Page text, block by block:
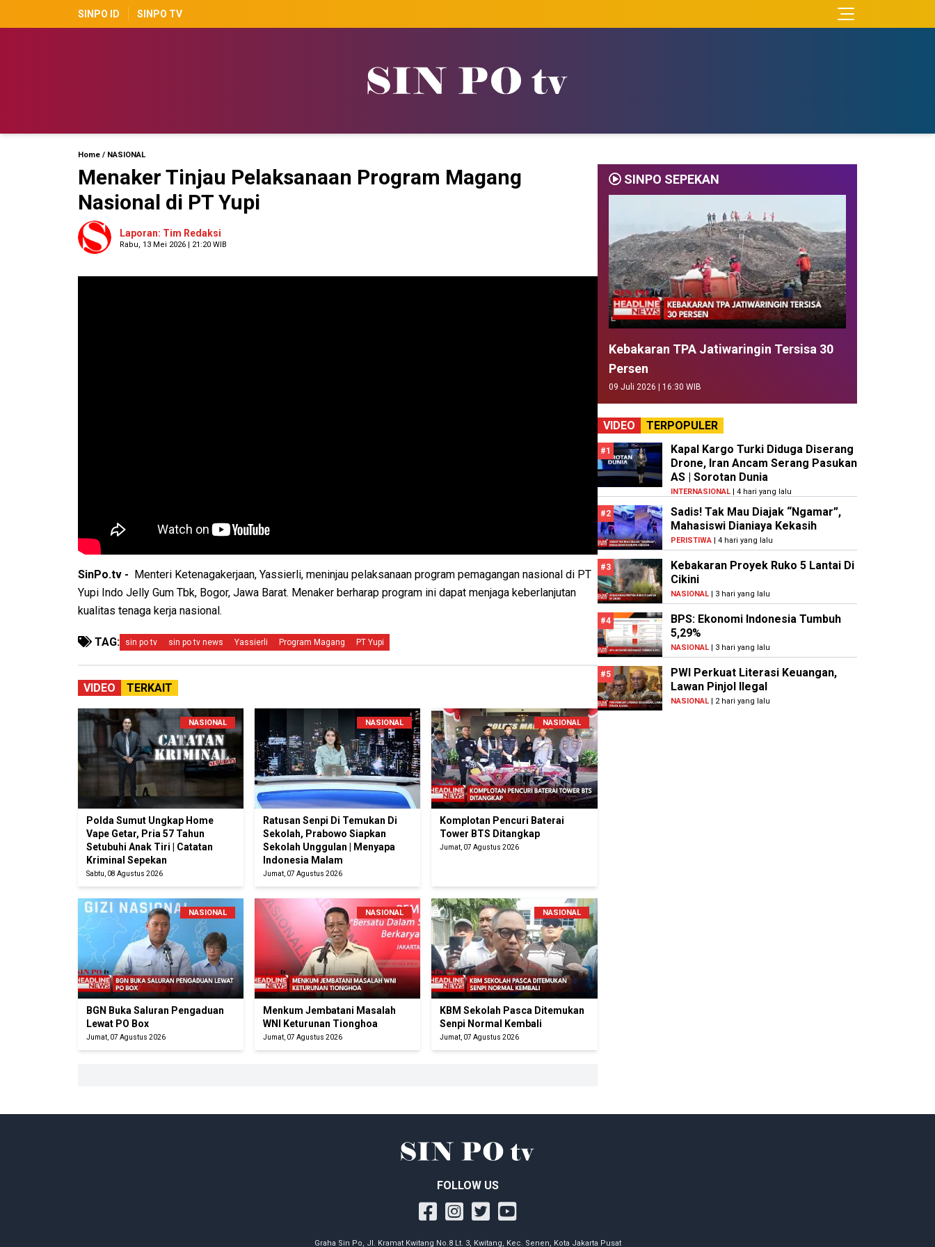
SINPO ID SINPO TV
Home / NASIONAL
Menaker Tinjau Pelaksanaan Program Magang
Nasional di PT Yupi
Laporan: Tim Redaksi
Rabu, 13 Mei 2026 | 21:20 WIB
SinPo.tv -
Menteri Ketenagakerjaan, Yassierli, meninjau pelaksanaan program pemagangan nasional di PT
Yupi Indo Jelly Gum Tbk, Bogor, Jawa Barat. Menaker berharap program ini dapat menjaga keberlanjutan
kualitas tenaga kerja nasional.
TAG: sin po tv sin po tv news Yassierli Program Magang PT Yupi
VIDEO TERKAIT
NASIONAL
Polda Sumut Ungkap Home
Vape Getar, Pria 57 Tahun
Setubuhi Anak Tiri | Catatan
Kriminal Sepekan
Sabtu, 08 Agustus 2026
NASIONAL
Ratusan Senpi Di Temukan Di
Sekolah, Prabowo Siapkan
Sekolah Unggulan | Menyapa
Indonesia Malam
Jumat, 07 Agustus 2026
NASIONAL
Komplotan Pencuri Baterai
Tower BTS Ditangkap
Jumat, 07 Agustus 2026
NASIONAL
BGN Buka Saluran Pengaduan
Lewat PO Box
Jumat, 07 Agustus 2026
NASIONAL
Menkum Jembatani Masalah
WNI Keturunan Tionghoa
Jumat, 07 Agustus 2026
NASIONAL
KBM Sekolah Pasca Ditemukan
Senpi Normal Kembali
Jumat, 07 Agustus 2026
SINPO SEPEKAN
Kebakaran TPA Jatiwaringin Tersisa 30
Persen
09 Juli 2026 | 16:30 WIB
VIDEO TERPOPULER
#1
Kapal Kargo Turki Diduga Diserang
Drone, Iran Ancam Serang Pasukan
AS | Sorotan Dunia
INTERNASIONAL| 4 hari yang lalu
#2
Sadis! Tak Mau Diajak “Ngamar”,
Mahasiswi Dianiaya Kekasih
PERISTIWA| 4 hari yang lalu
#3
Kebakaran Proyek Ruko 5 Lantai Di
Cikini
NASIONAL| 3 hari yang lalu
#4
BPS: Ekonomi Indonesia Tumbuh
5,29%
NASIONAL| 3 hari yang lalu
#5
PWI Perkuat Literasi Keuangan,
Lawan Pinjol Ilegal
NASIONAL| 2 hari yang lalu
FOLLOW US
Graha Sin Po, Jl. Kramat Kwitang No.8 Lt. 3, Kwitang, Kec. Senen, Kota Jakarta Pusat